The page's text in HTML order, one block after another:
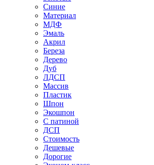
Синие
Материал
МДФ
Эмаль
Акрил
Береза
Дерево
Дуб
ЛДСП
Массив
Пластик
Шпон
Экошпон
С патиной
ДСП
Стоимость
Дешевые
Дорогие